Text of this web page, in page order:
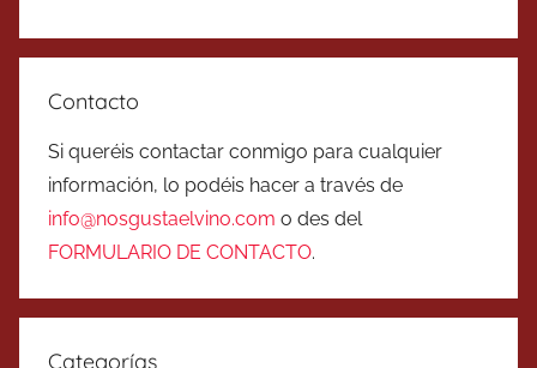
Contacto
Si queréis contactar conmigo para cualquier
información, lo podéis hacer a través de
info@nosgustaelvino.com o des del
FORMULARIO DE CONTACTO.
Categorías